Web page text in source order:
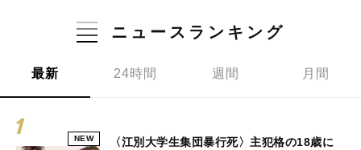
ニュースランキング
最新 24時間 週間 月間
NEW
〈江別大学生集団暴行死〉主犯格の18歳に